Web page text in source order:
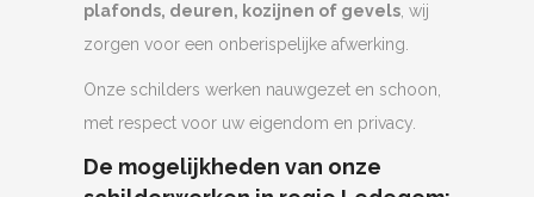
plafonds, deuren, kozijnen of gevels, wij
zorgen voor een onberispelijke afwerking.
Onze schilders werken nauwgezet en schoon,
met respect voor uw eigendom en privacy.
De mogelijkheden van onze